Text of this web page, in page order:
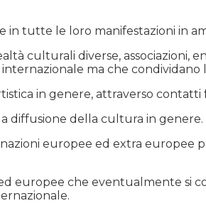
in tutte le loro manifestazioni in
culturali diverse, associazioni,
ma che condividano
in genere, attraverso contatti
diffusione della cultura in genere.
europee ed extra europee
europee che eventualmente si